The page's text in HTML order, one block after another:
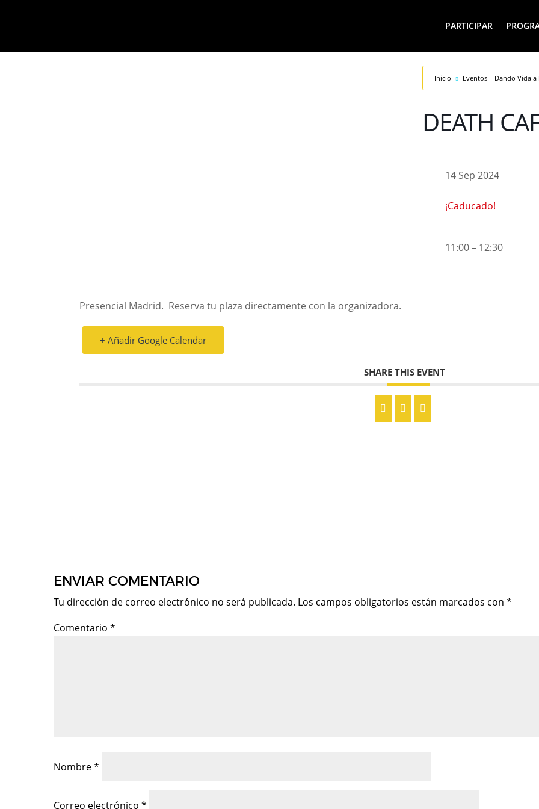
PARTICIPAR
Inicio Eventos – Dando Vida
DEATH
14 Sep 2024
¡Caducado!
11:00 – 12:30
Presencial Madrid. Reserva tu plaza directamente con la organizadora.
+ Añadir Google Calendar
SHARE THIS EVENT
ENVIAR COMENTARIO
Tu dirección de correo electrónico no será publicada. Los campos obligatorios están marcados con *
Comentario *
Nombre*
Correo electrónico *